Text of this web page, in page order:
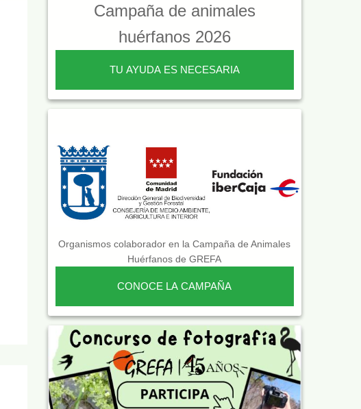
Campaña de animales
huérfanos 2026
TU AYUDA ES NECESARIA
Organismos colaborador en la Campaña de Animales
Huérfanos de GREFA
CONOCE LA CAMPAÑA